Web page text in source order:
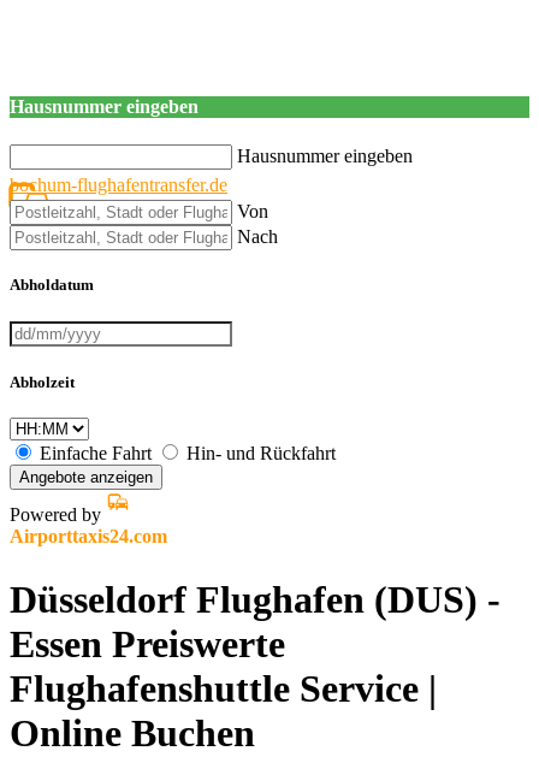
Hausnummer eingeben
Hausnummer eingeben
bochum-flughafentransfer.de
Von
Nach
Abholdatum
Abholzeit
Einfache Fahrt Hin- und Rückfahrt
Angebote anzeigen
Powered by
Airporttaxis24.com
Düsseldorf Flughafen (DUS) -
Essen Preiswerte
Flughafenshuttle Service |
Online Buchen